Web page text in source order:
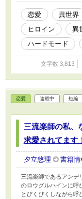
んなに愛されていたは
家族、友人……みんな
様が一番早い（予定）
恋愛 異世界
ヒロイン
異
ハードモード
文字数 3,813
恋愛 連載中 短編
三流楽師の私、
求愛されてます
夕立悠理 書籍情
三流楽師であるアンデ
のロウグルハインに
とびくびくしながら呼